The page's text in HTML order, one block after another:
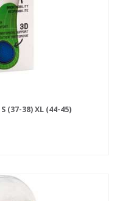
S (37-38)XL (44-45)